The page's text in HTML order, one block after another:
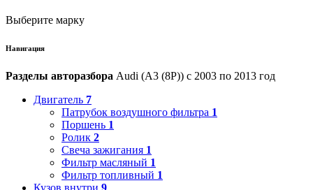
Выберите марку
Навигация
Разделы авторазбора Audi (A3 (8P)) с 2003 по 2013 год
Двигатель 7
Патрубок воздушного фильтра 1
Поршень 1
Ролик 2
Свеча зажигания 1
Фильтр масляный 1
Фильтр топливный 1
Кузов внутри 9